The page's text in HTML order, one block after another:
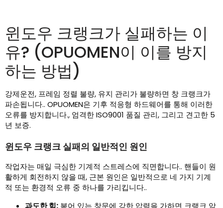
윈도우 크랭크가 실패하는 이
유? (OPUOMEN이 이를 방지
하는 방법)
강제운전, 프레임 정렬 불량, 유지 관리가 불량하면 창 크랭크가
파손됩니다.. OPUOMEN은 기후 적응형 하드웨어를 통해 이러한
오류를 방지합니다., 엄격한 ISO9001 품질 관리, 그리고 견고한 5
년 보증.
윈도우 크랭크 실패의 일반적인 원인
작업자는 매일 극심한 기계적 스트레스에 직면합니다.. 핸들이 원
활하게 회전하지 않을 때, 근본 원인은 일반적으로 네 가지 기계
적 또는 환경적 오류 중 하나를 가리킵니다..
과도한 힘: 붙어 있는 창문에 강한 압력을 가하면 크랭크 암